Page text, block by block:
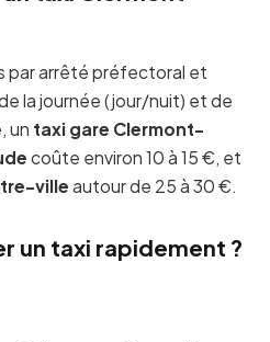
par arrêté préfectoral et
la journée (jour/nuit) et de
un taxi gare Clermont-
coûte environ 10 à 15 €, et
ville autour de 25 à 30 €.
un taxi rapidement ?